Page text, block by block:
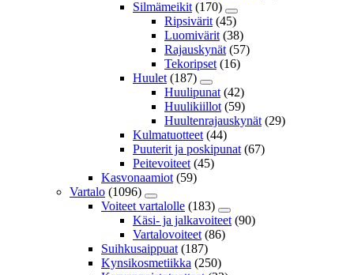
Silmämeikit (170)
Ripsivärit (45)
Luomivärit (38)
Rajauskynät (57)
Tekoripset (16)
Huulet (187)
Huulipunat (42)
Huulikiillot (59)
Huultenrajauskynät (29)
Kulmatuotteet (44)
Puuterit ja poskipunat (67)
Peitevoiteet (45)
Kasvonaamiot (59)
Vartalo (1096)
Voiteet vartalolle (183)
Käsi- ja jalkavoiteet (90)
Vartalovoiteet (86)
Suihkusaippuat (187)
Kynsikosmetiikka (250)